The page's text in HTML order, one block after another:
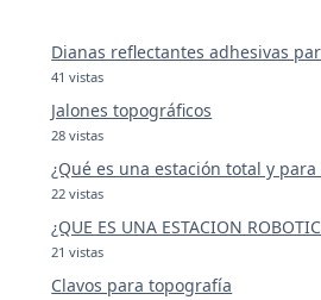
Dianas reflectantes adhesivas
41 vistas
Jalones topográficos
28 vistas
¿Qué es una estación total y para
22 vistas
¿QUE ES UNA ESTACION
21 vistas
Clavos para topografía